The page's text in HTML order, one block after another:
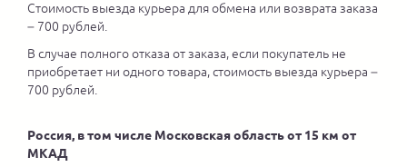
Стоимость выезда курьера для обмена или возврата заказа
– 700 рублей.
В случае полного отказа от заказа, если покупатель не
приобретает ни одного товара, стоимость выезда курьера –
700 рублей.
Россия, в том числе Московская область от 15 км от
МКАД